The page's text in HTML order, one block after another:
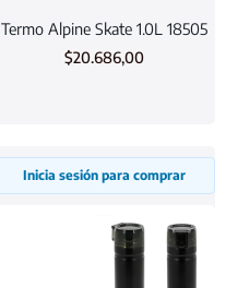
Termo Alpine Skate 1.0L 18505
$20.686,00
Inicia sesión para comprar